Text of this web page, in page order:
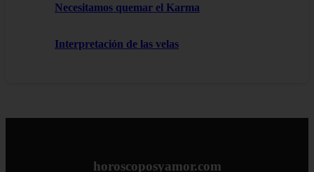
Necesitamos quemar el Karma
Interpretación de las velas
horoscoposyamor.com